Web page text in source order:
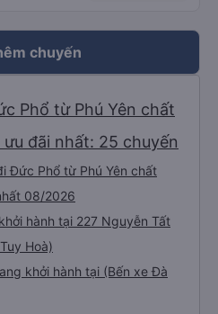
chuyến
Phổ từ Phú Yên chất
đãi nhất: 25 chuyến
Đức Phổ từ Phú Yên chất
08/2026
hành tại 227 Nguyễn Tất
Hoà)
khởi hành tại (Bến xe Đà